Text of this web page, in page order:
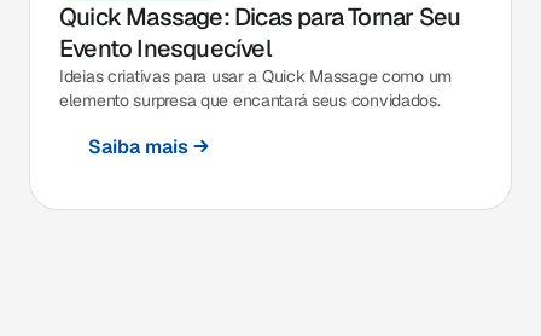
Quick Massage: Dicas para Tornar Seu
Evento Inesquecível
Ideias criativas para usar a Quick Massage como um
elemento surpresa que encantará seus convidados.
Saiba mais